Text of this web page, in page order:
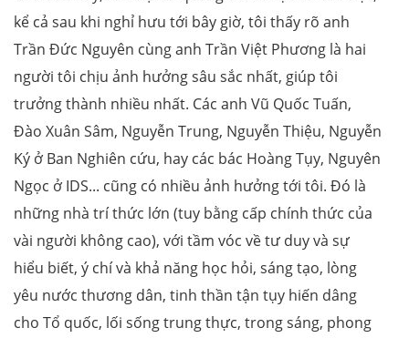
kể cả sau khi nghỉ hưu tới bây giờ, tôi thấy rõ anh
Trần Đức Nguyên cùng anh Trần Việt Phương là hai
người tôi chịu ảnh hưởng sâu sắc nhất, giúp tôi
trưởng thành nhiều nhất. Các anh Vũ Quốc Tuấn,
Đào Xuân Sâm, Nguyễn Trung, Nguyễn Thiệu, Nguyễn
Ký ở Ban Nghiên cứu, hay các bác Hoàng Tụy, Nguyên
Ngọc ở IDS... cũng có nhiều ảnh hưởng tới tôi. Đó là
những nhà trí thức lớn (tuy bằng cấp chính thức của
vài người không cao), với tầm vóc về tư duy và sự
hiểu biết, ý chí và khả năng học hỏi, sáng tạo, lòng
yêu nước thương dân, tinh thần tận tụy hiến dâng
cho Tổ quốc, lối sống trung thực, trong sáng, phong